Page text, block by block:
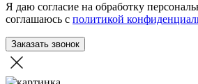
Я даю согласие на обработку
соглашаюсь с политикой
Заказать звонок